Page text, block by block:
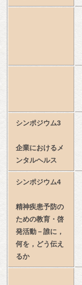
シンポジウム3
企業におけるメ
ンタルヘルス
シンポジウム4
精神疾患予防の
ための教育・啓
発活動－誰に，
何を，どう伝え
るか